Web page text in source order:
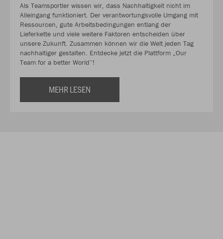
Als Teamsportler wissen wir, dass Nachhaltigkeit nicht im
Alleingang funktioniert. Der verantwortungsvolle Umgang mit
Ressourcen, gute Arbeitsbedingungen entlang der
Lieferkette und viele weitere Faktoren entscheiden über
unsere Zukunft. Zusammen können wir die Welt jeden Tag
nachhaltiger gestalten. Entdecke jetzt die Plattform „Our
Team for a better World“!
MEHR LESEN